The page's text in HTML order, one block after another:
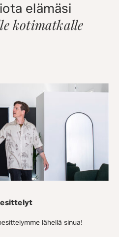
elämäsi
kotimatkalle
lähellä sinua!